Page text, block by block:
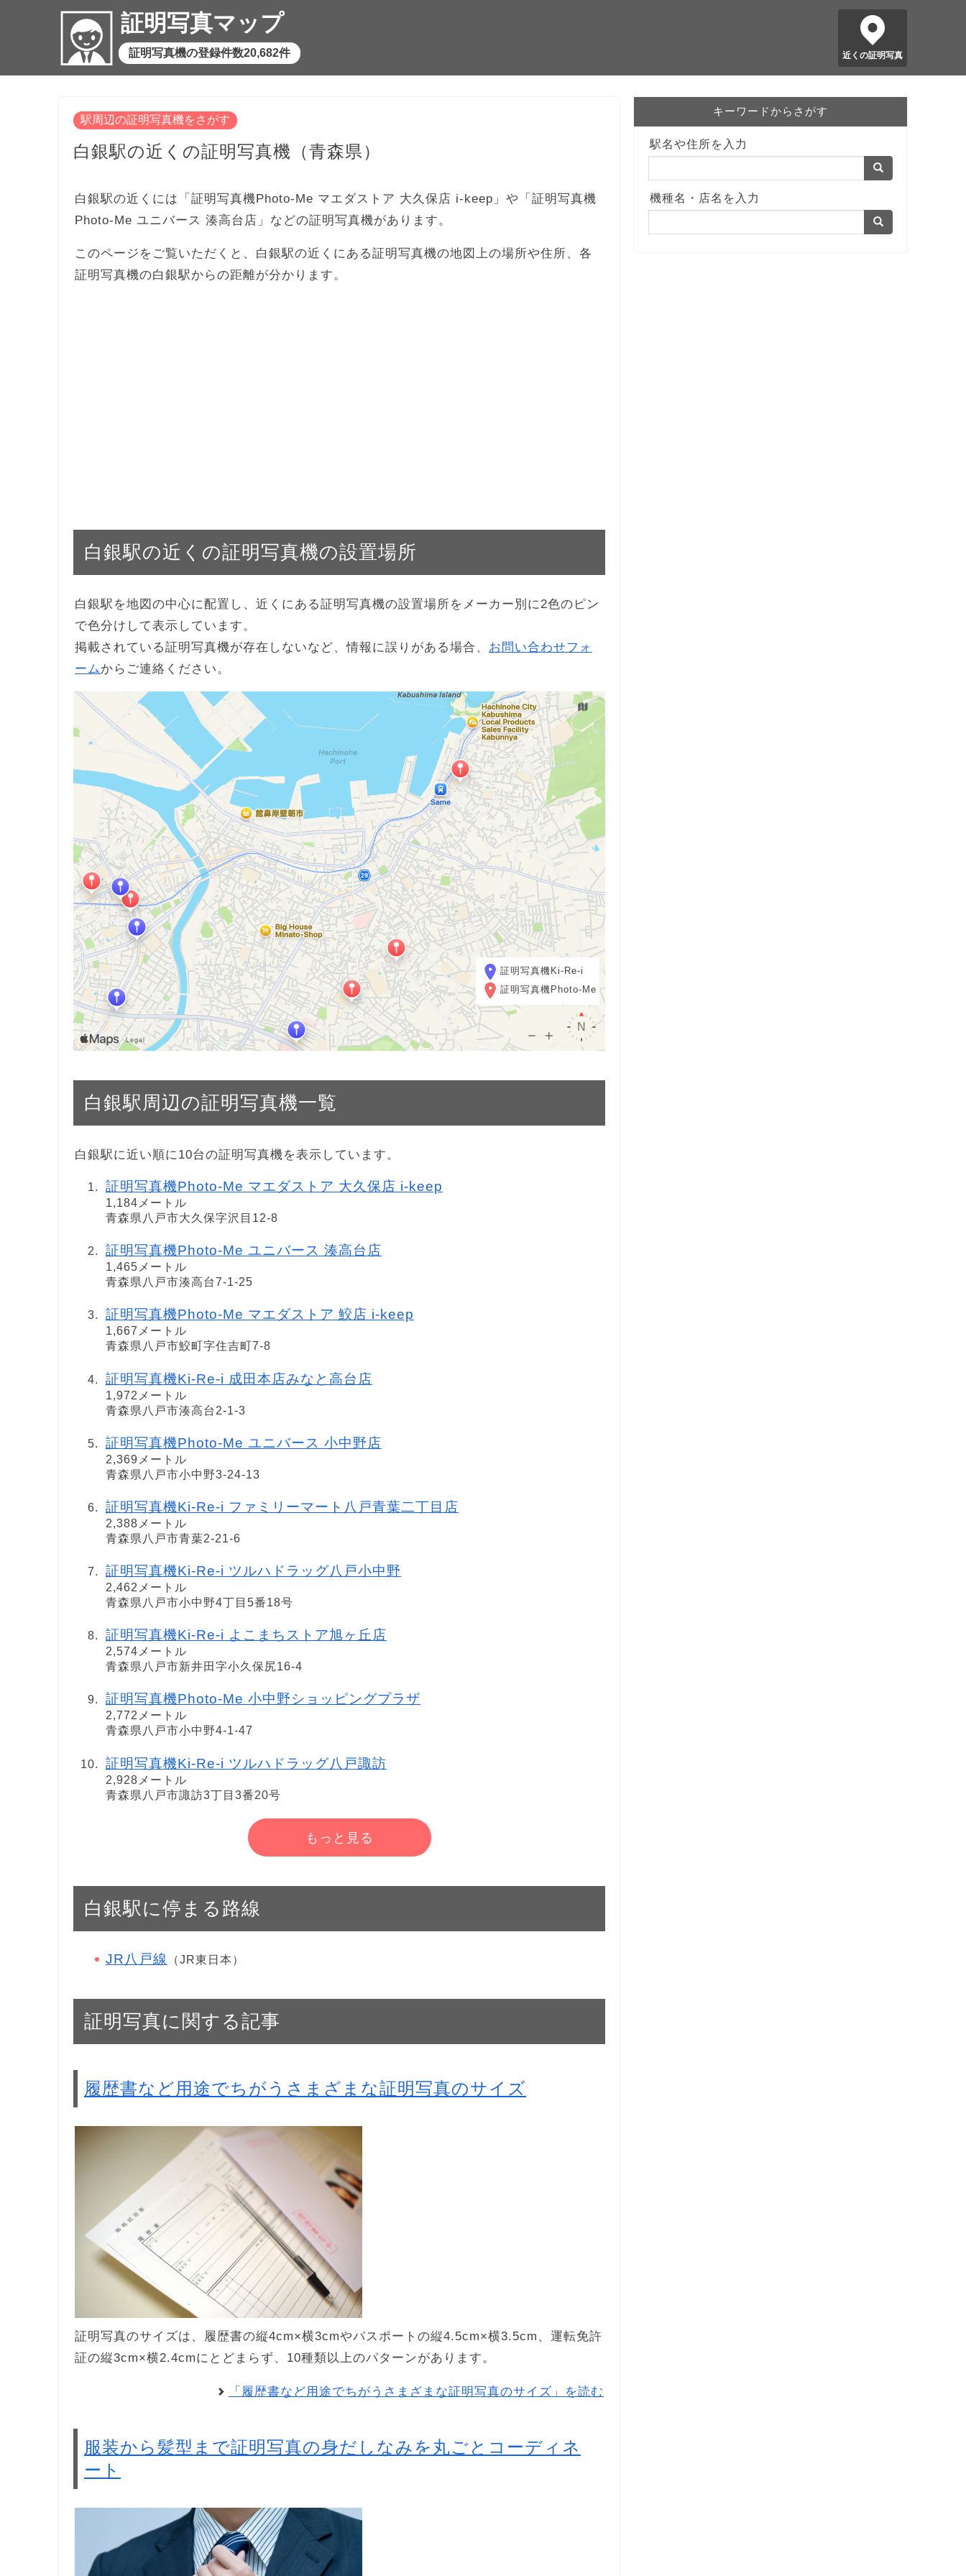
証明写真マップ
証明写真機の登録件数20,682件 近くの証明写真
駅周辺の証明写真機をさがす
白銀駅の近くの証明写真機（青森県）
白銀駅の近くには「証明写真機Photo-Me マエダストア 大久保店 i-keep」や「証明写真機
Photo-Me ユニバース 湊高台店」などの証明写真機があります。
このページをご覧いただくと、白銀駅の近くにある証明写真機の地図上の場所や住所、各
証明写真機の白銀駅からの距離が分かります。
白銀駅の近くの証明写真機の設置場所
白銀駅を地図の中心に配置し、近くにある証明写真機の設置場所をメーカー別に2色のピン
で色分けして表示しています。
掲載されている証明写真機が存在しないなど、情報に誤りがある場合、 お問い合わせフォ
ーム からご連絡ください。
証明写真機Ki-Re-i
証明写真機Photo-Me
白銀駅周辺の証明写真機一覧
白銀駅に近い順に10台の証明写真機を表示しています。
証明写真機Photo-Me マエダストア 大久保店 i-keep
1,184メートル
青森県八戸市大久保字沢目12-8
証明写真機Photo-Me ユニバース 湊高台店
1,465メートル
青森県八戸市湊高台7-1-25
証明写真機Photo-Me マエダストア 鮫店 i-keep
1,667メートル
青森県八戸市鮫町字住吉町7-8
証明写真機Ki-Re-i 成田本店みなと高台店
1,972メートル
青森県八戸市湊高台2-1-3
証明写真機Photo-Me ユニバース 小中野店
2,369メートル
青森県八戸市小中野3-24-13
証明写真機Ki-Re-i ファミリーマート八戸青葉二丁目店
2,388メートル
青森県八戸市青葉2-21-6
証明写真機Ki-Re-i ツルハドラッグ八戸小中野
2,462メートル
青森県八戸市小中野4丁目5番18号
証明写真機Ki-Re-i よこまちストア旭ヶ丘店
2,574メートル
青森県八戸市新井田字小久保尻16-4
証明写真機Photo-Me 小中野ショッピングプラザ
2,772メートル
青森県八戸市小中野4-1-47
証明写真機Ki-Re-i ツルハドラッグ八戸諏訪
2,928メートル
青森県八戸市諏訪3丁目3番20号
もっと見る
白銀駅に停まる路線
JR八戸線 （JR東日本）
証明写真に関する記事
履歴書など用途でちがうさまざまな証明写真のサイズ
証明写真のサイズは、履歴書の縦4cm×横3cmやパスポートの縦4.5cm×横3.5cm、運転免許
証の縦3cm×横2.4cmにとどまらず、10種類以上のパターンがあります。
「履歴書など用途でちがうさまざまな証明写真のサイズ」を読む
服装から髪型まで証明写真の身だしなみを丸ごとコーディネ
ート
キーワードからさがす
駅名や住所を入力
機種名・店名を入力